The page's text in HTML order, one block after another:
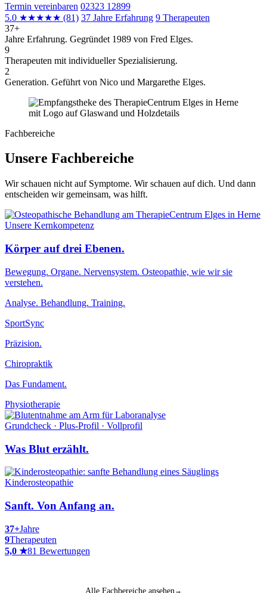
Termin vereinbaren 02323 12899
5.0 ★★★★★ (81) 37 Jahre Erfahrung 9 Therapeuten
37+
Jahre Erfahrung. Gegründet 1989 von Fred Elges.
9
Therapeuten mit individueller Spezialisierung.
2
Generation. Geführt von Nico und Margarethe Elges.
Fachbereiche
Unsere Fachbereiche
Wir schauen nicht auf Symptome. Wir schauen auf dich. Und dann
entscheiden wir gemeinsam, was hilft.
Unsere Kernkompetenz
Körper auf drei Ebenen.
Bewegung. Organe. Nervensystem. Osteopathie, wie wir sie
verstehen.
Analyse. Behandlung. Training.
SportSync
Präzision.
Chiropraktik
Das Fundament.
Physiotherapie
Grundcheck · Plus-Profil · Vollprofil
Was Blut erzählt.
Kinderosteopathie
Sanft. Von Anfang an.
37+Jahre
9Therapeuten
5,0 ★81 Bewertungen
Alle Fachbereiche ansehen →